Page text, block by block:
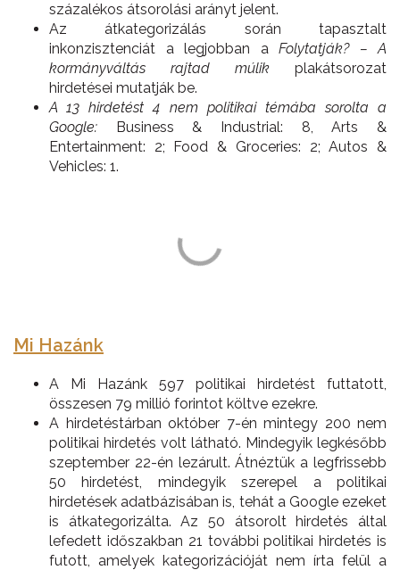
százalékos átsorolási arányt jelent.
Az átkategorizálás során tapasztalt
inkonzisztenciát a legjobban a Folytatják? – A
kormányváltás rajtad múlik plakátsorozat
hirdetései mutatják be.
A 13 hirdetést 4 nem politikai témába sorolta a
Google: Business & Industrial: 8, Arts &
Entertainment: 2; Food & Groceries: 2; Autos &
Vehicles: 1.
Mi Hazánk
A Mi Hazánk 597 politikai hirdetést futtatott,
összesen 79 millió forintot költve ezekre.
A hirdetéstárban október 7-én mintegy 200 nem
politikai hirdetés volt látható. Mindegyik legkésőbb
szeptember 22-én lezárult. Átnéztük a legfrissebb
50 hirdetést, mindegyik szerepel a politikai
hirdetések adatbázisában is, tehát a Google ezeket
is átkategorizálta. Az 50 átsorolt hirdetés által
lefedett időszakban 21 további politikai hirdetés is
futott, amelyek kategorizációját nem írta felül a